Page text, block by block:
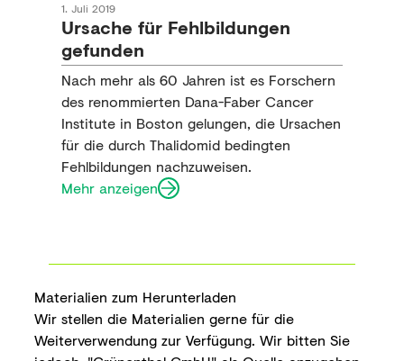
1. Juli 2019
Ursache für Fehlbildungen
gefunden
Nach mehr als 60 Jahren ist es Forschern
des renommierten Dana-Faber Cancer
Institute in Boston gelungen, die Ursachen
für die durch Thalidomid bedingten
Fehlbildungen nachzuweisen.
Mehr anzeigen
Materialien zum Herunterladen
Wir stellen die Materialien gerne für die
Weiterverwendung zur Verfügung. Wir bitten Sie